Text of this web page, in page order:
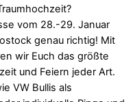
vom 28.-29. Januar
genau richtig! Mit
wir Euch das größte
und Feiern jeder Art.
VW Bullis als